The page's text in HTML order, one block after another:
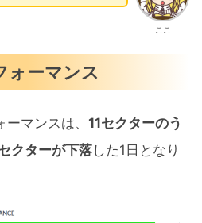
ここ
ォーマンス
マンスは、 11セクターのう
クターが下落した1日となり